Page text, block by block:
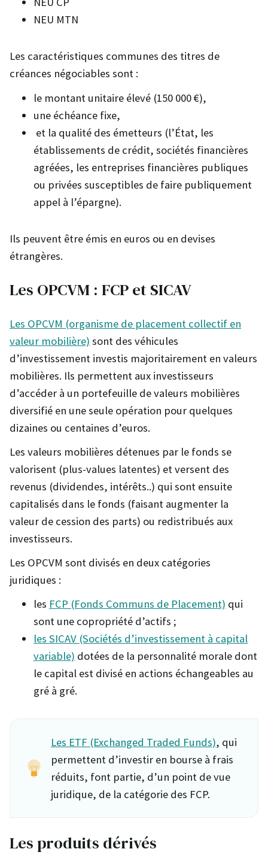
NEU MTN
Les caractéristiques communes des titres de
créances négociables sont :
le montant unitaire élevé (150 000 €),
une échéance fixe,
et la qualité des émetteurs (l’État, les
établissements de crédit, sociétés financières
agréées, les entreprises financières publiques
ou privées susceptibles de faire publiquement
appel à l’épargne).
Ils peuvent être émis en euros ou en devises
étrangères.
Les OPCVM : FCP et SICAV
Les OPCVM (organisme de placement collectif en
valeur mobilière) sont des véhicules
d’investissement investis majoritairement en valeurs
mobilières. Ils permettent aux investisseurs
d’accéder à un portefeuille de valeurs mobilières
diversifié en une seule opération pour quelques
dizaines ou centaines d’euros.
Les valeurs mobilières détenues par le fonds se
valorisent (plus-values latentes) et versent des
revenus (dividendes, intérêts..) qui sont ensuite
capitalisés dans le fonds (faisant augmenter la
valeur de cession des parts) ou redistribués aux
investisseurs.
Les OPCVM sont divisés en deux catégories
juridiques :
les FCP (Fonds Communs de Placement) qui
sont une copropriété d’actifs ;
les SICAV (Sociétés d’investissement à capital
variable) dotées de la personnalité morale dont
le capital est divisé en actions échangeables au
gré à gré.
Les ETF (Exchanged Traded Funds), qui
permettent d’investir en bourse à frais
réduits, font partie, d’un point de vue
juridique, de la catégorie des FCP.
Les produits dérivés